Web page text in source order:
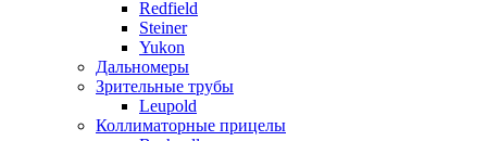
Redfield
Steiner
Yukon
Дальномеры
Зрительные трубы
Leupold
Коллиматорные прицелы